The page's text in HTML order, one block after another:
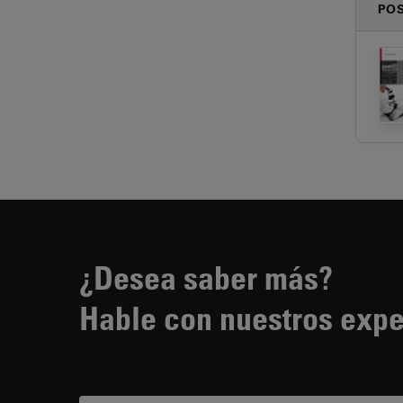
¿Desea saber más?
Hable con nuestros